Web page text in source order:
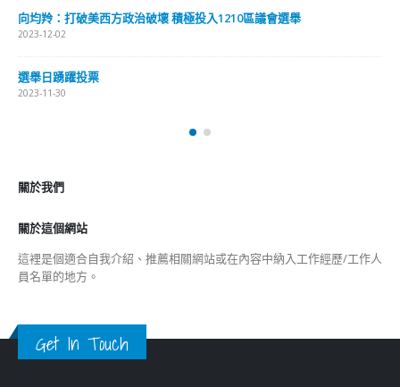
向均羚：打破美西方政治破壞 積極投入1210區議會選舉
2023-12-02
選舉日踴躍投票
2023-11-30
關於我們
關於這個網站
這裡是個適合自我介紹、推薦相關網站或在內容中納入工作經歷/工作人
員名單的地方。
Get In Touch